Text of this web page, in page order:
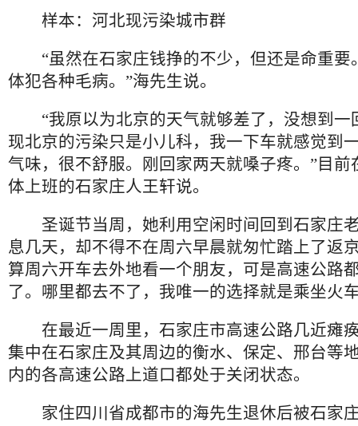
样本：河北现污染城市群
“虽然在石家庄钱挣的不少，但还是命重要
体犯各种毛病。”海先生说。
“我原以为北京的天气就够差了，没想到一
现北京的污染只是小儿科，我一下车就感觉到
气味，很不舒服。刚回家两天就嗓子疼。”目前
体上班的石家庄人王轩说。
圣诞节当周，她利用空闲时间回到石家庄
息几天，却不得不在周六早晨就匆忙踏上了返
算周六开车去外地看一个朋友，可是高速公路
了。哪里都去不了，我唯一的选择就是乘坐火
在最近一周里，石家庄市高速公路几近瘫
集中在石家庄及其周边的衡水、保定、邢台等
内的各高速公路上道口都处于关闭状态。
家住四川省成都市的海先生退休后被石家